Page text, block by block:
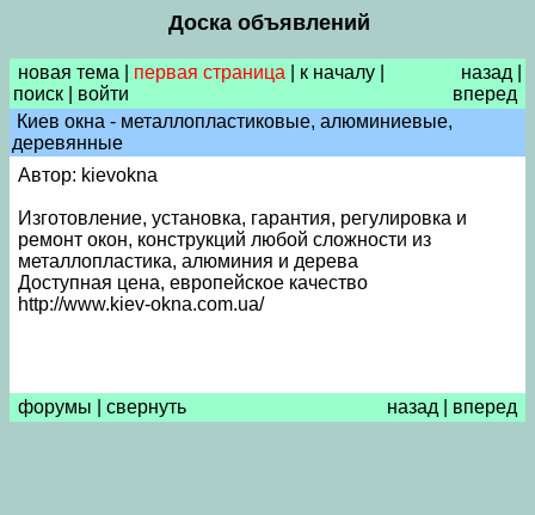
Доска объявлений
новая тема первая страница к началу
поиск
войти
назад
вперед
Киев окна - металлопластиковые, алюминиевые,
деревянные
Автор: kievokna
Изготовление, установка, гарантия, регулировка и
ремонт окон, конструкций любой сложности из
металлопластика, алюминия и дерева
Доступная цена, европейское качество
http://www.kiev-okna.com.ua/
форумы свернуть назад вперед